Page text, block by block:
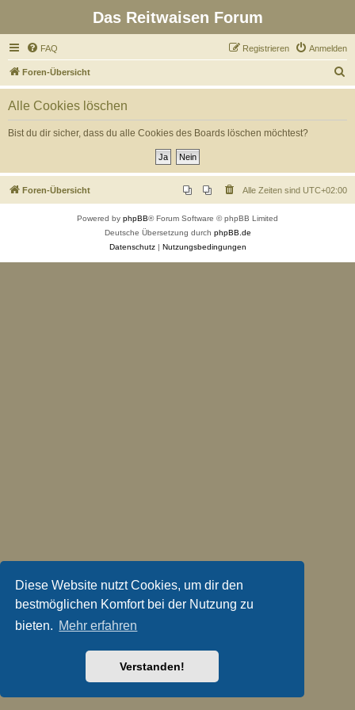
Diese Website nutzt Cookies, um dir den
bestmöglichen Komfort bei der Nutzung zu
bieten. Mehr erfahren
Verstanden!
Das Reitwaisen Forum
FAQ Anmelden
Registrieren
Foren-Übersicht
u
Alle Cookies löschen
Bist du dir sicher, dass du alle Cookies des Boards löschen möchtest?
Foren-Übersicht Alle Zeiten sind UTC+02:00
Powered by phpBB® Forum Software © phpBB Limited
Deutsche Übersetzung durch phpBB.de
Datenschutz| Nutzungsbedingungen